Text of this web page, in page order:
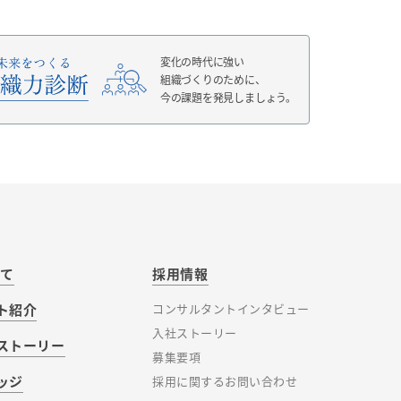
変化の時代に強い
組織づくりのために、
今の課題を発見しましょう。
紹介
トーリー
ジ
採用情報
コンサルタントインタビュー
入社ストーリー
募集要項
採用に関するお問い合わせ